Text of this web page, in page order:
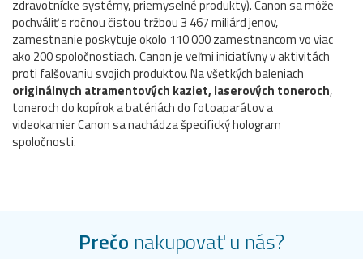
zdravotnícke systémy, priemyselné produkty). Canon sa môže
pochváliť s ročnou čistou tržbou 3 467 miliárd jenov,
zamestnanie poskytuje okolo 110 000 zamestnancom vo viac
ako 200 spoločnostiach. Canon je veľmi iniciatívny v aktivitách
proti falšovaniu svojich produktov. Na všetkých baleniach
originálnych atramentových kaziet, laserových toneroch,
toneroch do kopírok a batériách do fotoaparátov a
videokamier Canon sa nachádza špecifický hologram
spoločnosti.
Prečo nakupovať u nás?